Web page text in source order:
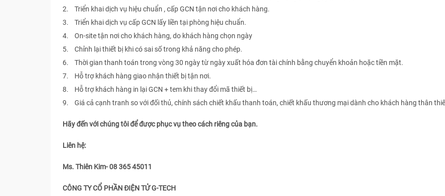
2. Triển khai dịch vụ hiệu chuẩn , cấp GCN tận nơi cho khách hàng.
3. Triển khai dịch vụ cấp GCN lấy liền tại phòng hiệu chuẩn.
4. On-site tận nơi cho khách hàng, do khách hàng chọn ngày
5. Chỉnh lại thiết bị khi có sai số trong khả năng cho phép.
6. Thời gian thanh toán trong vòng 30 ngày từ ngày xuất hóa đơn tài chính bằng chuyển khoản hoặc tiền mặt.
7. Hỗ trợ khách hàng giao nhận thiết bị tận nơi.
8. Hỗ trợ khách hàng in lại GCN + tem khi thay đổi mã thiết bị…
9. Giá cả cạnh tranh so với đối thủ, chính sách chiết khấu thanh toán, chiết khấu thương mại dành cho khách hàng thân
Hãy đến với chúng tôi để được phục vụ theo cách riêng của bạn.
Liên hệ:
Ms. Thiên Kim- 08 365 45011
CÔNG TY CỔ PHẦN ĐIỆN TỬ G-TECH